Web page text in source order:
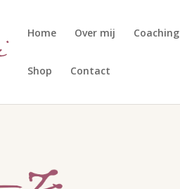
Home Over mij Coaching
Shop Contact